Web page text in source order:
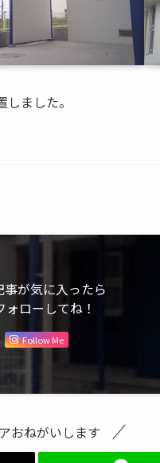
ました。
事が気に入ったら
ローしてね！
Follow Me
おねがいします